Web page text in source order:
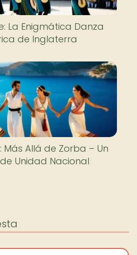
La Enigmática Danza
de Inglaterra
Más Allá de Zorba – Un
Unidad Nacional